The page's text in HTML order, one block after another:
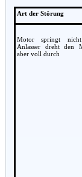
Art der Störung
Motor springt
Anlasser dreht den
aber voll durch